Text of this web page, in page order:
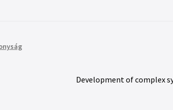
Development of complex